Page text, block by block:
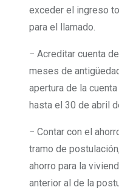
exceder el ingreso
para el llamado.
− Acreditar cuenta
meses de
apertura de la
hasta el 30 de abril
− Contar con el
tramo de
ahorro para la
anterior al de la